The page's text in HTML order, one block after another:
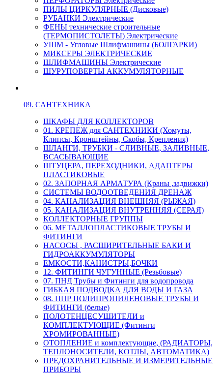
ПИЛЫ ЦИРКУЛЯРНЫЕ (Дисковые)
РУБАНКИ Электрические
ФЕНЫ технические строительные
(ТЕРМОПИСТОЛЕТЫ) Электрические
УШМ - Угловые Шлифмашины (БОЛГАРКИ)
МИКСЕРЫ ЭЛЕКТРИЧЕСКИЕ
ШЛИФМАШИНЫ Электрические
ШУРУПОВЕРТЫ АККУМУЛЯТОРНЫЕ
09. САНТЕХНИКА
ШКАФЫ ДЛЯ КОЛЛЕКТОРОВ
01. КРЕПЕЖ для САНТЕХНИКИ (Хомуты,
Клипсы, Кронштейны, Скобы, Крепления)
ШЛАНГИ, ТРУБКИ - СЛИВНЫЕ, ЗАЛИВНЫЕ,
ВСАСЫВАЮЩИЕ
ШТУЦЕРА, ПЕРЕХОДНИКИ, АДАПТЕРЫ
ПЛАСТИКОВЫЕ
02. ЗАПОРНАЯ АРМАТУРА (Краны ,задвижки)
СИСТЕМЫ ВОДООТВЕДЕНИЯ ДРЕНАЖ
04. КАНАЛИЗАЦИЯ ВНЕШНЯЯ (РЫЖАЯ)
05. КАНАЛИЗАЦИЯ ВНУТРЕННЯЯ (СЕРАЯ)
КОЛЛЕКТОРНЫЕ ГРУППЫ
06. МЕТАЛЛОПЛАСТИКОВЫЕ ТРУБЫ И
ФИТИНГИ
НАСОСЫ , РАСШИРИТЕЛЬНЫЕ БАКИ И
ГИДРОАККУМУЛЯТОРЫ
ЕМКОСТИ,КАНИСТРЫ,БОЧКИ
12. ФИТИНГИ ЧУГУННЫЕ (Резьбовые)
07. ПНД Трубы и Фитинги для водопровода
ГИБКАЯ ПОДВОДКА ДЛЯ ВОДЫ И ГАЗА
08. ППР ПОЛИПРОПИЛЕНОВЫЕ ТРУБЫ И
ФИТИНГИ (белые)
ПОЛОТЕНЦЕСУШИТЕЛИ и
КОМПЛЕКТУЮЩИЕ (Фитинги
ХРОМИРОВАННЫЕ)
ОТОПЛЕНИЕ и комплектующие, (РАДИАТОРЫ,
ТЕПЛОНОСИТЕЛИ, КОТЛЫ, АВТОМАТИКА)
ПРЕДОХРАНИТЕЛЬНЫЕ И ИЗМЕРИТЕЛЬНЫЕ
ПРИБОРЫ